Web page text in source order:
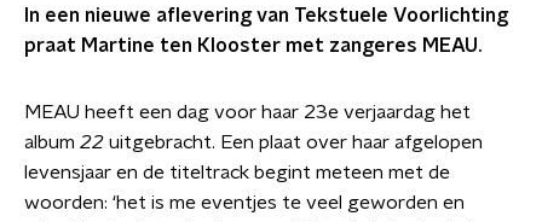
In een nieuwe aflevering van Tekstuele Voorlichting
praat Martine ten Klooster met zangeres MEAU.
MEAU heeft een dag voor haar 23e verjaardag het
album 22 uitgebracht. Een plaat over haar afgelopen
levensjaar en de titeltrack begint meteen met de
woorden: ‘het is me eventjes te veel geworden en